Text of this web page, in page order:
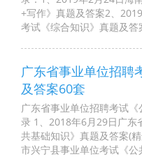
+写作》真题及答案2、
考试《综合知识》真题及
广东省事业单位招聘
及答案60套
广东省事业单位招聘考试
录 1、2018年6月29日广东
共基础知识》真题及答案(
市兴宁县事业单位考试《公